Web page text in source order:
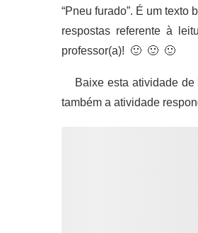
“Pneu furado”. É um
respostas referente à
professor(a)! 🙂 🙂 🙂
Baixe esta atividade de
também a atividade